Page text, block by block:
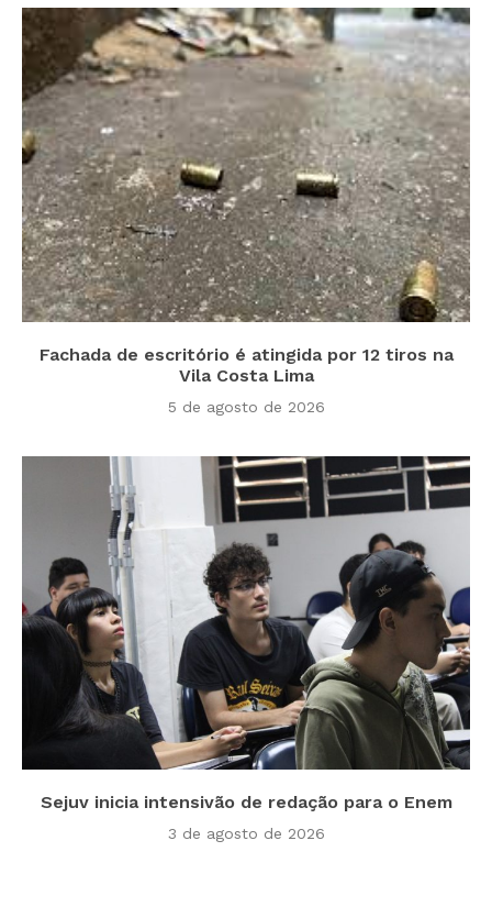
Fachada de escritório é atingida por 12 tiros na
Vila Costa Lima
5 de agosto de 2026
Sejuv inicia intensivão de redação para o Enem
3 de agosto de 2026